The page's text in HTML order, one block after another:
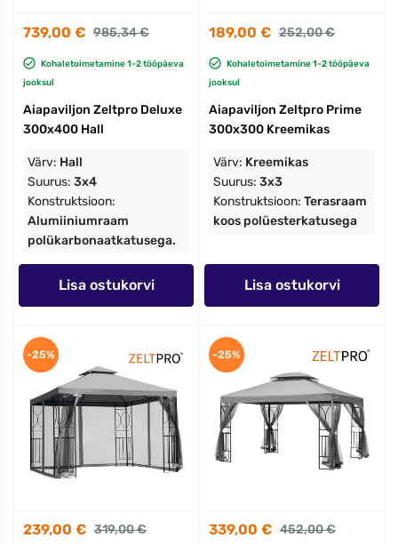
739,00 € 985,34 €
Kohaletoimetamine 1-2 tööpäeva
jooksul
Aiapaviljon Zeltpro Deluxe
300x400 Hall
Värv: Hall
Suurus: 3x4
Konstruktsioon:
Alumiiniumraam
polükarbonaatkatusega.
Lisa ostukorvi
189,00 € 252,00 €
Kohaletoimetamine 1-2 tööpäeva
jooksul
Aiapaviljon Zeltpro Prime
300x300 Kreemikas
Värv: Kreemikas
Suurus: 3x3
Konstruktsioon: Terasraam
koos polüesterkatusega
Lisa ostukorvi
239,00 € 319,00 €
-25%
339,00 € 452,00 €
-25%